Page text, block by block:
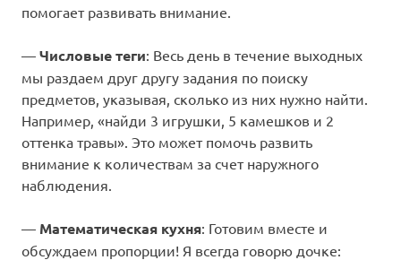
помогает развивать внимание.
— Числовые теги: Весь день в течение выходных
мы раздаем друг другу задания по поиску
предметов, указывая, сколько из них нужно найти.
Например, «найди 3 игрушки, 5 камешков и 2
оттенка травы». Это может помочь развить
внимание к количествам за счет наружного
наблюдения.
— Математическая кухня: Готовим вместе и
обсуждаем пропорции! Я всегда говорю дочке: